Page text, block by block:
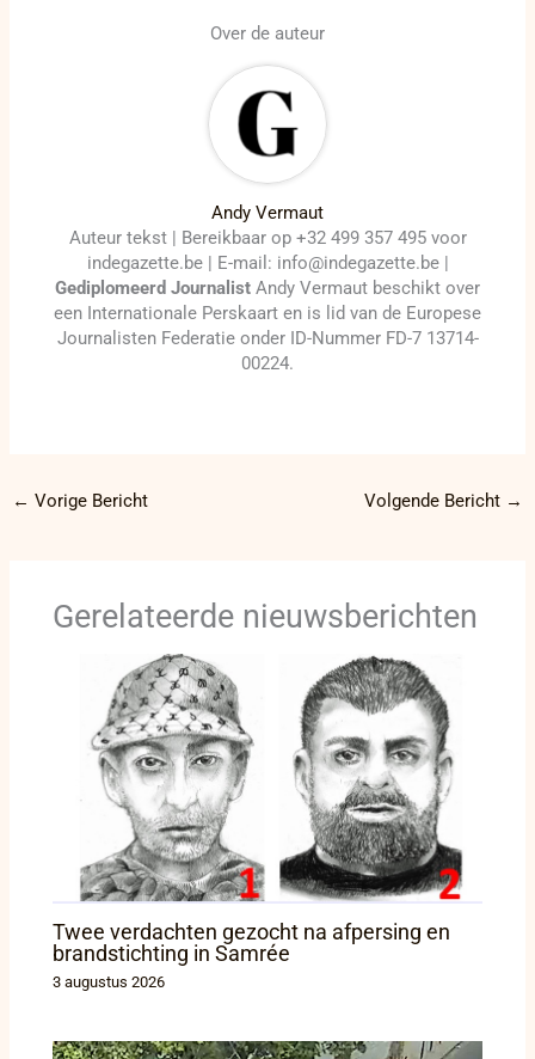
Over de auteur
Andy Vermaut
Auteur tekst | Bereikbaar op +32 499 357 495 voor
indegazette.be | E-mail: info@indegazette.be |
Gediplomeerd Journalist Andy Vermaut beschikt over
een Internationale Perskaart en is lid van de Europese
Journalisten Federatie onder ID-Nummer FD-7 13714-
00224.
← Vorige Bericht Volgende Bericht →
Gerelateerde nieuwsberichten
Twee verdachten gezocht na afpersing en
brandstichting in Samrée
3 augustus 2026